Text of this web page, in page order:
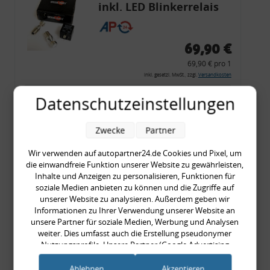
inkl. LED Blinkerrelais
CF 14
69,90 €
69,90 € pro 1
inkl. gesetzl. MwSt., zzgl. Versandkosten
Merkzettel
Rückleuchtenband mit
Blinker, rot, US-Ecken,
Audi 80 Cabrio, Typ 89,
OE-Nr.: 8G0945225 +
8G0945225C
999,99 €
999,99 € pro 1
Datenschutzeinstellungen
Wir verwenden auf autopartner24.de Cookies und Pixel, um
die einwandfreie Funktion unserer Website zu gewährleisten,
Inhalte und Anzeigen zu personalisieren, Funktionen für
soziale Medien anbieten zu können und die Zugriffe auf
unserer Website zu analysieren. Außerdem geben wir
Informationen zu Ihrer Verwendung unserer Website an
unsere Partner für soziale Medien, Werbung und Analysen
weiter. Dies umfasst auch die Erstellung pseudonymer
Nutzungsprofile. Unsere Partner (Google Advertising
Products) führen diese Informationen möglicherweise mit
weiteren Daten zusammen, die Sie ihnen bereitgestellt haben
Zwecke Partner